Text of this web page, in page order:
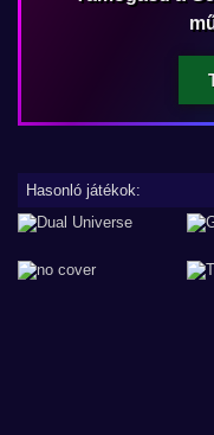
Hasonló játékok: